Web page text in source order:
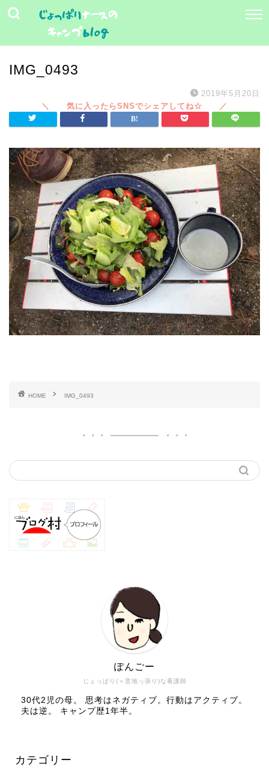
IMG_0493
2019年5月20日
HOME IMG_0493
じょっぱり(＝意地っ張り)な看護師
ぽんごー
30代2児の母。 思考はネガティブ。行動はアクティブ。
夫は逆。 キャンプ歴1年半。
カテゴリー